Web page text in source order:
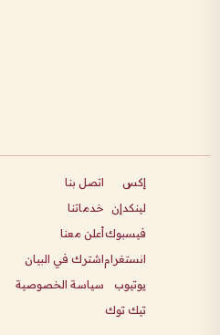
إكس
لينكدإن
فيسبوك
انستغرام
يوتيوب
تيك توك
اتصل بنا
خدماتنا
أعلن معنا
اشترك في البيان
سياسة الخصوصية